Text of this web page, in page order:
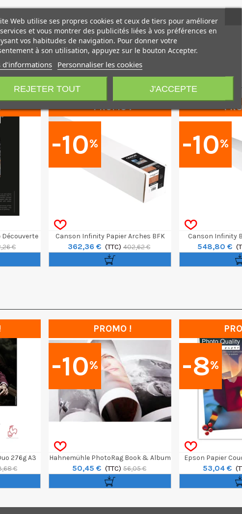
€
-10%
PROMO !
Canson Infinity Papier Arches BFK
Rives Blanc Rouleau 44" / 12m 310g
362,36 € (TTC) 402,62 €
-10%
Canson Infinity
340g
548,80 €
276g A3
€
-10%
PROMO !
Hahnemühle PhotoRag Book & Album
220G A4 25F
50,45 € (TTC) 56,05 €
-8%
Epson Papier
A3 100
53,04 €
Web utilise ses propres cookies et ceux de tiers pour améliorer
et vous montrer des publicités liées à vos préférences en
vos habitudes de navigation. Pour donner votre
à son utilisation, appuyez sur le bouton Accepter.
d'informations Personnaliser les cookies
REJETER TOUT J'ACCEPTE